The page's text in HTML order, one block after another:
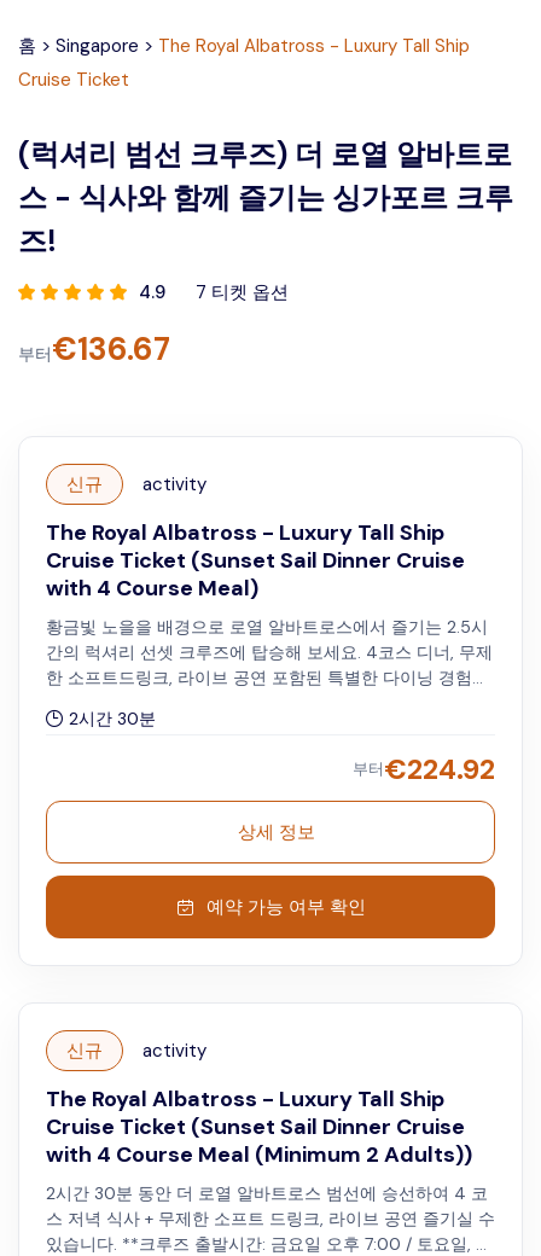
홈 > Singapore > The Royal Albatross - Luxury Tall Ship
Cruise Ticket
(럭셔리 범선 크루즈) 더 로열 알바트로
스 - 식사와 함께 즐기는 싱가포르 크루
즈!
4.9 7 티켓 옵션
부터€136.67
신규 activity
The Royal Albatross - Luxury Tall Ship
Cruise Ticket (Sunset Sail Dinner Cruise
with 4 Course Meal)
황금빛 노을을 배경으로 로열 알바트로스에서 즐기는 2.5시
간의 럭셔리 선셋 크루즈에 탑승해 보세요. 4코스 디너, 무제
한 소프트드링크, 라이브 공연 포함된 특별한 다이닝 경험을
일, 일요일 오후 6:00 ** 티켓을 구입한 성인 1인당, 티켓을
2시간 30분
부터€224.92
상세 정보
예약 가능 여부 확인
신규 activity
The Royal Albatross - Luxury Tall Ship
Cruise Ticket (Sunset Sail Dinner Cruise
with 4 Course Meal (Minimum 2 Adults))
2시간 30분 동안 더 로열 알바트로스 범선에 승선하여 4 코
스 저녁 식사 + 무제한 소프트 드링크, 라이브 공연 즐기실 수
있습니다. **크루즈 출발시간: 금요일 오후 7:00 / 토요일, 일